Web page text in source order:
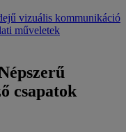
vizuális kommunikáció
műveletek
csapatok